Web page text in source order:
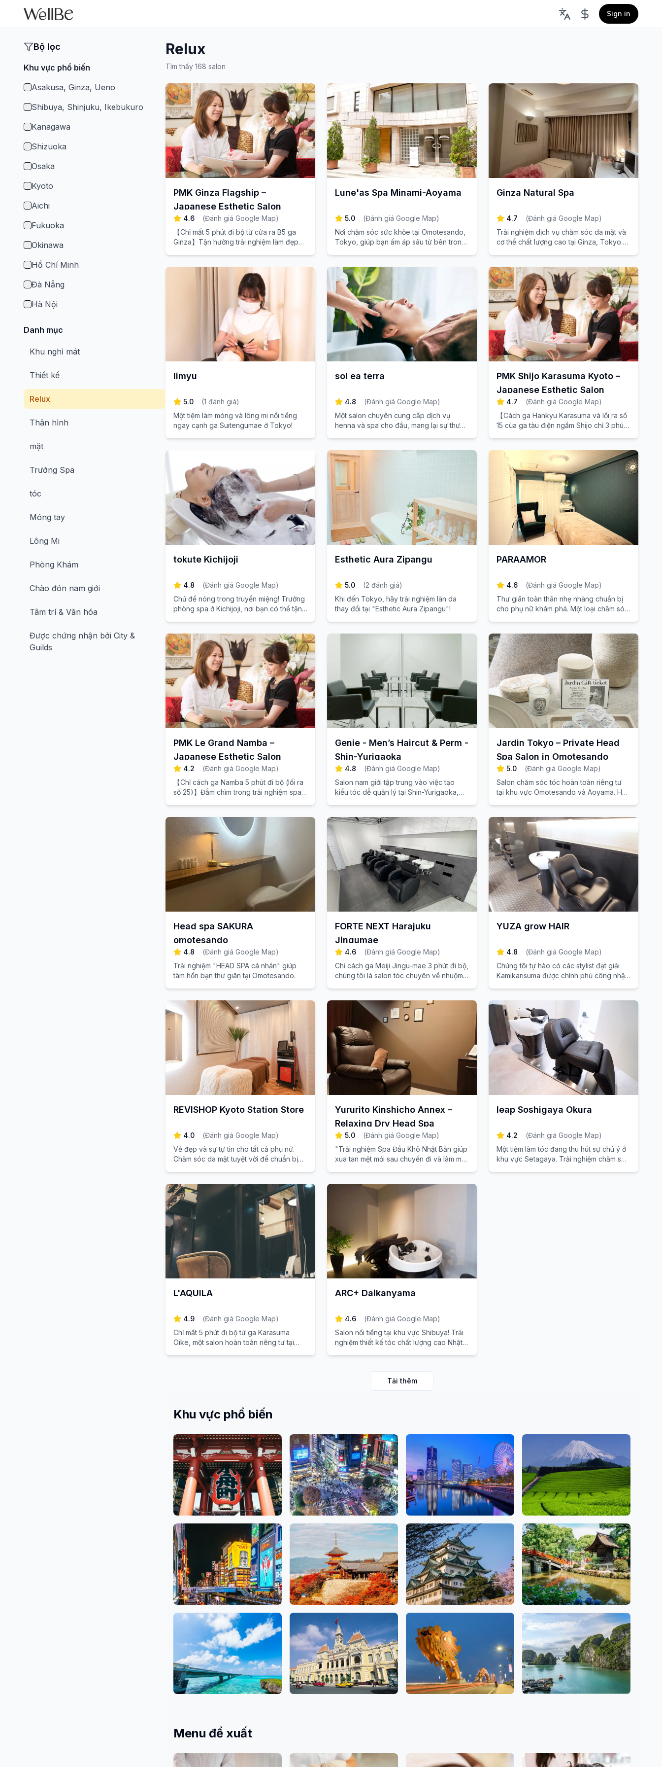
Sign in
Bộ lọc
Khu vực phổ biến
Asakusa, Ginza, Ueno
Shibuya, Shinjuku, Ikebukuro
Kanagawa
Shizuoka
Osaka
Kyoto
Aichi
Fukuoka
Okinawa
Hồ Chí Minh
Đà Nẵng
Hà Nội
Danh mục
Khu nghỉ mát
Thiết kế
Relux
Thân hình
mặt
Trưởng Spa
tóc
Móng tay
Lông Mi
Phòng Khám
Chào đón nam giới
Tâm trí & Văn hóa
Được chứng nhận bởi City &
Guilds
Relux
Tìm thấy 168 salon
PMK Ginza Flagship –
Japanese Esthetic Salon
4.6 (Đánh giá Google Map)
【Chỉ mất 5 phút đi bộ từ cửa ra B5 ga
Ginza】Tận hưởng trải nghiệm làm đẹp
tận tâm theo phong cách Nhật Bản.
Lune'as Spa Minami-Aoyama
5.0 (Đánh giá Google Map)
Nơi chăm sóc sức khỏe tại Omotesando,
Tokyo, giúp bạn ấm áp sâu từ bên trong,
Ginza Natural Spa
4.7 (Đánh giá Google Map)
Trải nghiệm dịch vụ chăm sóc da mặt và
cơ thể chất lượng cao tại Ginza, Tokyo.
đánh giá cao.
limyu
5.0 (1 đánh giá)
Một tiệm làm móng và lông mi nổi tiếng
ngay cạnh ga Suitengumae ở Tokyo!
sol ea terra
4.8 (Đánh giá Google Map)
Một salon chuyên cung cấp dịch vụ
henna và spa cho đầu, mang lại sự thư
PMK Shijo Karasuma Kyoto –
Japanese Esthetic Salon
4.7 (Đánh giá Google Map)
【Cách ga Hankyu Karasuma và lối ra số
15 của ga tàu điện ngầm Shijo chỉ 3 phút
thuật tinh tế theo phong cách Nhật Bản
và sự phục vụ tận tình.
tokute Kichijoji
4.8 (Đánh giá Google Map)
Chủ đề nóng trong truyền miệng! Trưởng
phòng spa ở Kichijoji, nơi bạn có thể tận
Esthetic Aura Zipangu
5.0 (2 đánh giá)
Khi đến Tokyo, hãy trải nghiệm làn da
thay đổi tại "Esthetic Aura Zipangu"!
PARAAMOR
4.6 (Đánh giá Google Map)
Thư giãn toàn thân nhẹ nhàng chuẩn bị
cho phụ nữ khám phá. Một loại chăm sóc
PMK Le Grand Namba –
Japanese Esthetic Salon
4.2 (Đánh giá Google Map)
【Chỉ cách ga Namba 5 phút đi bộ (lối ra
số 25)】Đắm chìm trong trải nghiệm spa
mệt mỏi trong hành trình của bạn.
Genie - Men’s Haircut & Perm -
Shin-Yurigaoka
4.8 (Đánh giá Google Map)
Salon nam giới tập trung vào việc tạo
kiểu tóc dễ quản lý tại Shin-Yurigaoka,
Jardin Tokyo – Private Head
Spa Salon in Omotesando
5.0 (Đánh giá Google Map)
Salon chăm sóc tóc hoàn toàn riêng tư
tại khu vực Omotesando và Aoyama. Hãy
giãn tuyệt vời.
Head spa SAKURA
omotesando
4.8 (Đánh giá Google Map)
Trải nghiệm "HEAD SPA cá nhân" giúp
tâm hồn bạn thư giãn tại Omotesando.
FORTE NEXT Harajuku
Jingumae
4.6 (Đánh giá Google Map)
Chỉ cách ga Meiji Jingu-mae 3 phút đi bộ,
chúng tôi là salon tóc chuyên về nhuộm
dịch vụ tuyệt vời của chúng tôi và biến
đổi mái tóc của bạn!
YUZA grow HAIR
4.8 (Đánh giá Google Map)
Chúng tôi tự hào có các stylist đạt giải
Kamikarisuma được chính phủ công nhận
ở Odori, Sapporo, bạn sẽ được trải
nghiệm các dịch vụ nhuộm tóc, duỗi tóc
và cải thiện chất tóc chất lượng cao. Hãy
đến và đặt lịch hẹn ngay hôm nay để có
được mái tóc hoàn hảo mà bạn luôn mơ
ước!
REVISHOP Kyoto Station Store
4.0 (Đánh giá Google Map)
Vẻ đẹp và sự tự tin cho tất cả phụ nữ.
Chăm sóc da mặt tuyệt vời để chuẩn bị
Yururito Kinshicho Annex –
Relaxing Dry Head Spa
5.0 (Đánh giá Google Map)
"Trải nghiệm Spa Đầu Khô Nhật Bản giúp
xua tan mệt mỏi sau chuyến đi và làm mới
leap Soshigaya Okura
4.2 (Đánh giá Google Map)
Một tiệm làm tóc đang thu hút sự chú ý ở
khu vực Setagaya. Trải nghiệm chăm sóc
L'AQUILA
4.9 (Đánh giá Google Map)
Chỉ mất 5 phút đi bộ từ ga Karasuma
Oike, một salon hoàn toàn riêng tư tại
ARC+ Daikanyama
4.6 (Đánh giá Google Map)
Salon nổi tiếng tại khu vực Shibuya! Trải
nghiệm thiết kế tóc chất lượng cao Nhật
Tải thêm
Khu vực phổ biến
Asakusa, Ginza, Ueno
Shibuya, Shinjuku,
Ikebukuro
79 Salons
Kanagawa
18 Salons
Shizuoka
2 Salons
Osaka
26 Salons
Kyoto
10 Salons
Aichi
10 Salons
Fukuoka
7 Salons
Menu đề xuất